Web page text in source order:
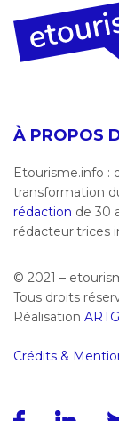
À PROPOS
Etourisme.info :
transformation
rédaction de 30
rédacteur·trices
© 2021 –
Tous droits
Réalisation
Crédits &